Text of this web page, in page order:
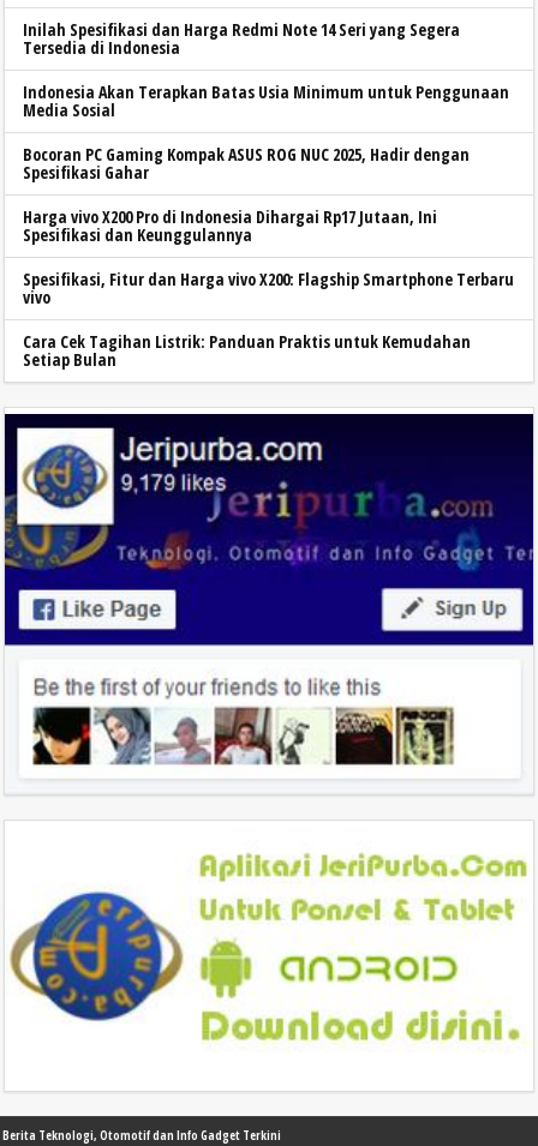
Inilah Spesifikasi dan Harga Redmi Note 14 Seri yang Segera
Tersedia di Indonesia
Indonesia Akan Terapkan Batas Usia Minimum untuk Penggunaan
Media Sosial
Bocoran PC Gaming Kompak ASUS ROG NUC 2025, Hadir dengan
Spesifikasi Gahar
Harga vivo X200 Pro di Indonesia Dihargai Rp17 Jutaan, Ini
Spesifikasi dan Keunggulannya
Spesifikasi, Fitur dan Harga vivo X200: Flagship Smartphone Terbaru
vivo
Cara Cek Tagihan Listrik: Panduan Praktis untuk Kemudahan
Setiap Bulan
Berita Teknologi, Otomotif dan Info Gadget Terkini